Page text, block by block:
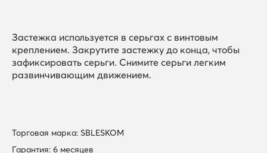
Застежка используется в серьгах с винтовым
креплением. Закрутите застежку до конца, чтобы
зафиксировать серьги. Снимите серьги легким
развинчивающим движением.
Торговая марка: SBLESKOM
Гарантия: 6 месяцев